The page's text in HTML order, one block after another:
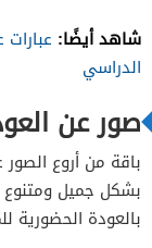
شاهد أيضًا:
الدراسي
صور عن
باقة من أروع
بشكل جميل ومتنوع
بالعودة الحضورية